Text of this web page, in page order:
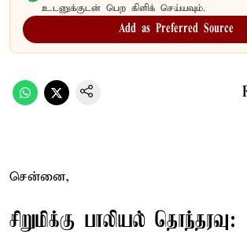
உடனுக்குடன் பெற கிளிக் செய்யவும்.
Add as Preferred Source
சென்னை,
சிறுமிக்கு பாலியல் தொந்தரவு: